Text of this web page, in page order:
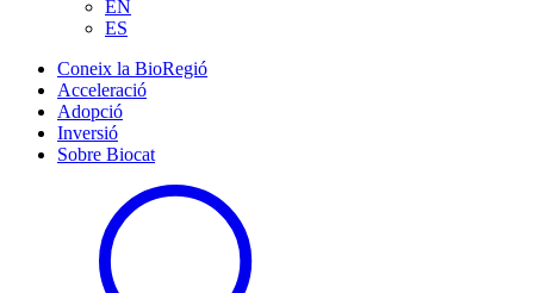
EN
ES
Coneix la BioRegió
Acceleració
Adopció
Inversió
Sobre Biocat